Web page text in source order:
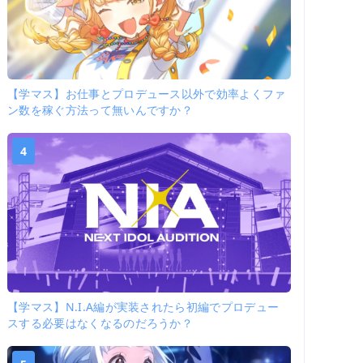
【学マス】お仕事とプロデュース以外で効率よくファ
ン数を稼ぐ方法って無いんですか？
4
【学マス】N.I.A編が実装されたら初編でプロデュー
スする必要はなくなるのだろうか？